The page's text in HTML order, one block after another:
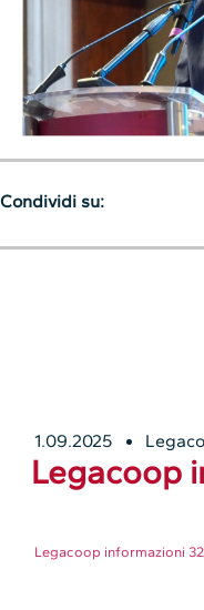
1.09.2025
Legacoop
Legacoop informazioni
Condividi su: